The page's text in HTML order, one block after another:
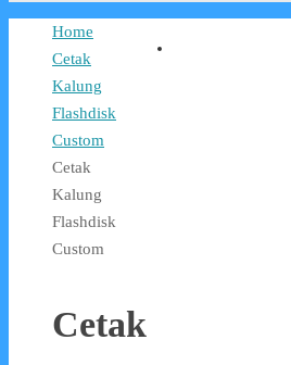
Home
Cetak
Kalung
Flashdisk
Custom
Cetak
Kalung
Flashdisk
Custom
Cetak